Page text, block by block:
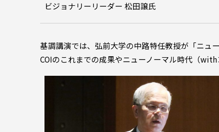
ビジョナリーリーダー 松田譲氏
基調講演では、弘前大学の中路特任教授が「ニュ
COIのこれまでの成果やニューノーマル時代（